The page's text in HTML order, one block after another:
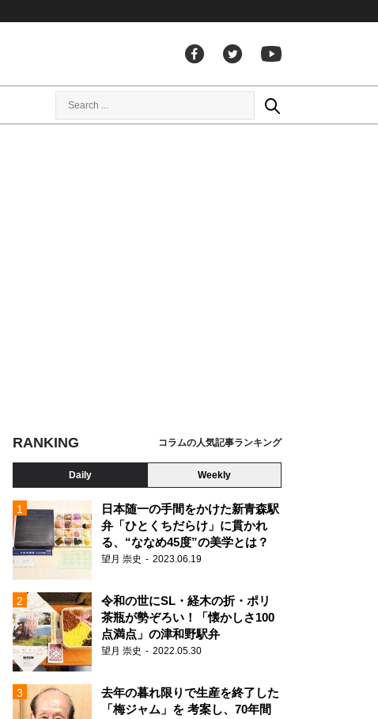
RANKING コラムの人気記事ランキング
Daily Weekly
日本随一の手間をかけた新青森駅
弁「ひとくちだらけ」に貫かれ
る、“ななめ45度”の美学とは？
望月 崇史 2023.06.19
令和の世にSL・経木の折・ポリ
茶瓶が勢ぞろい！「懐かしさ100
点満点」の津和野駅弁
望月 崇史 2022.05.30
去年の暮れ限りで生産を終了した
「梅ジャム」を 考案し、70年間